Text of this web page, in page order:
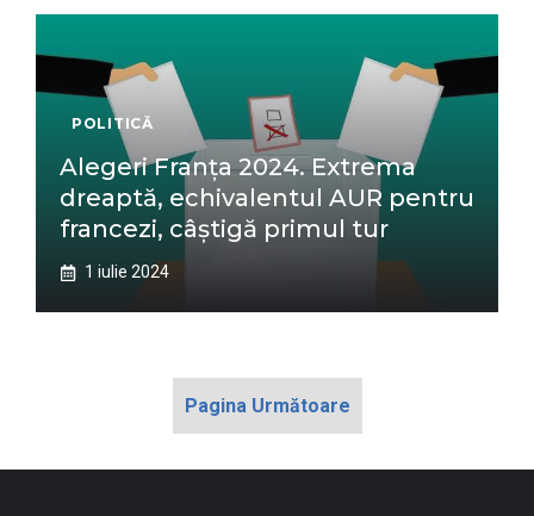
POLITICĂ
Alegeri Franța 2024. Extrema
dreaptă, echivalentul AUR pentru
francezi, câștigă primul tur
1 iulie 2024
Pagina Următoare